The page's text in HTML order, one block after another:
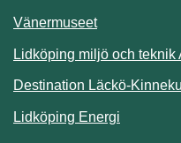
Vänermuseet
Lidköping miljö och teknik
Destination Läckö-
Lidköping Energi